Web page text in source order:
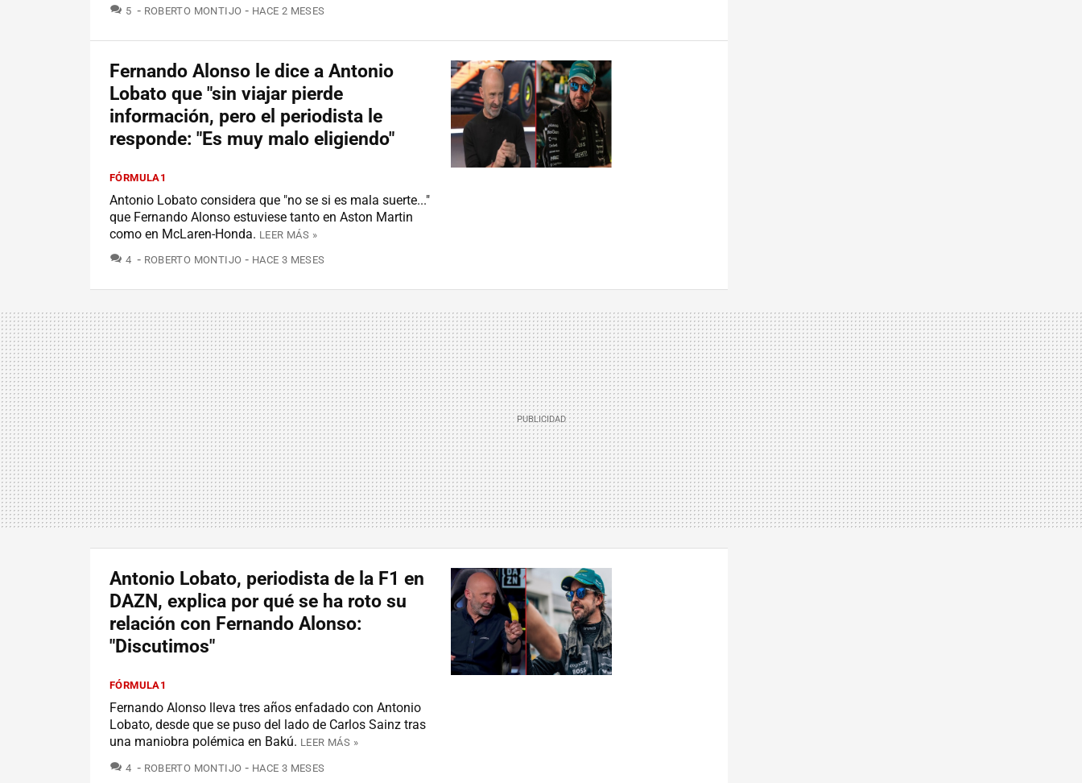
5 COMENTARIOS
ROBERTO MONTIJO HACE 2 MESES
Fernando Alonso le dice a Antonio
Lobato que "sin viajar pierde
información, pero el periodista le
responde: "Es muy malo eligiendo"
FÓRMULA1
Antonio Lobato considera que "no se si es mala suerte..."
que Fernando Alonso estuviese tanto en Aston Martin
como en McLaren-Honda. LEER MÁS »
4 COMENTARIOS
ROBERTO MONTIJO HACE 3 MESES
Antonio Lobato, periodista de la F1 en
DAZN, explica por qué se ha roto su
relación con Fernando Alonso:
"Discutimos"
FÓRMULA1
Fernando Alonso lleva tres años enfadado con Antonio
Lobato, desde que se puso del lado de Carlos Sainz tras
una maniobra polémica en Bakú. LEER MÁS »
4 COMENTARIOS
ROBERTO MONTIJO HACE 3 MESES